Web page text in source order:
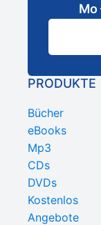
Mo
PRODUKTE
Bücher
eBooks
Mp3
CDs
DVDs
Kostenlos
Angebote